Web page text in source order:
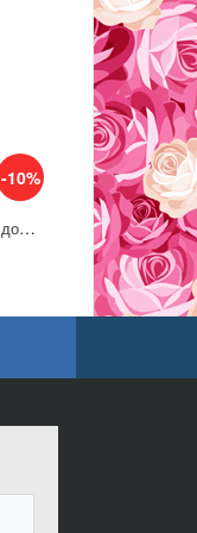
-10%
Флокс метельчатый (сорт 'Грибной дождь')